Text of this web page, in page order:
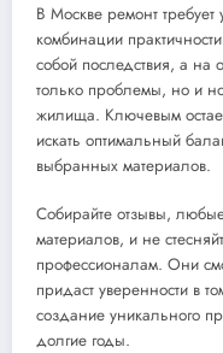
В Москве ремонт
комбинации
собой последствия, а на
только проблемы, но и
жилища. Ключевым
искать оптимальный
выбранных материалов.
Собирайте отзывы,
материалов, и не
профессионалам. Они
придаст уверенности в
создание уникального
долгие годы.